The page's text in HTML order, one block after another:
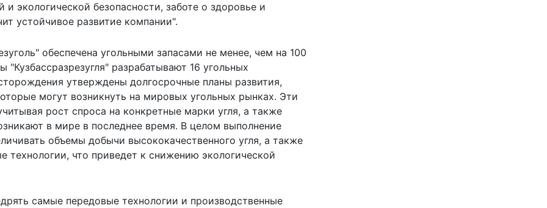
экологической безопасности, заботе о здоровье и
устойчивое развитие компании".
обеспечена угольными запасами не менее, чем на 100
разрабатывают 16 угольных
утверждены долгосрочные планы развития,
могут возникнуть на мировых угольных рынках. Эти
рост спроса на конкретные марки угля, а также
в мире в последнее время. В целом выполнение
объемы добычи высококачественного угля, а также
технологии, что приведет к снижению экологической
самые передовые технологии и производственные